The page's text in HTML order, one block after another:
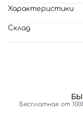
Характеристики
Склад
Бесплатная от